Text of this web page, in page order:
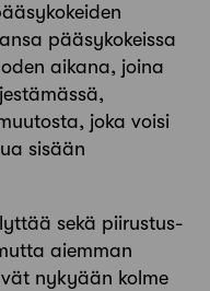
pääsykokeissa
aikana, joina
joka voisi
sisään
sekä piirustus­
aiemman
nykyään kolme